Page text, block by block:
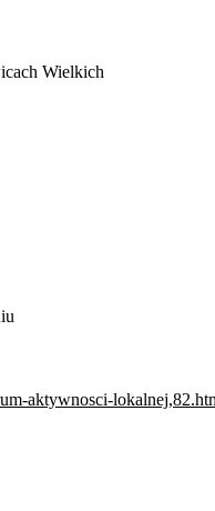
Wielkich
aktywnosci-